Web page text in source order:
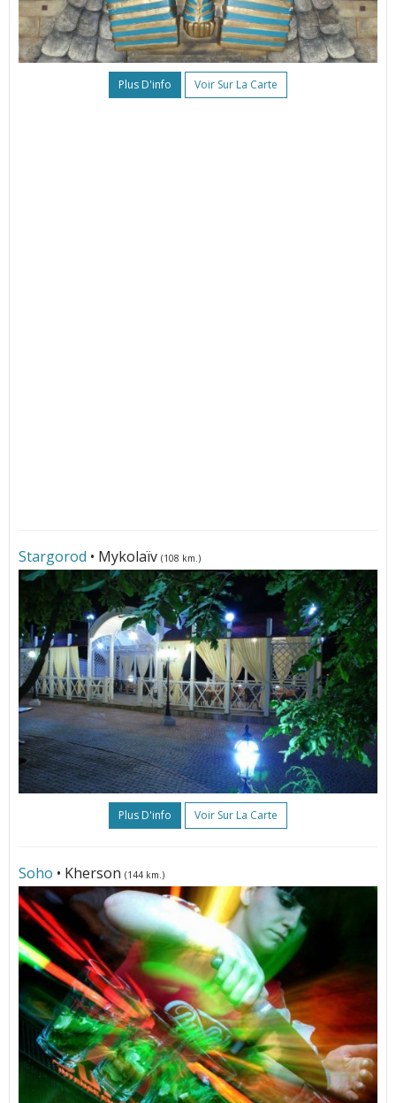
Plus D'info Voir Sur La Carte
Stargorod • Mykolaïv (108 km.)
Plus D'info Voir Sur La Carte
Soho • Kherson (144 km.)